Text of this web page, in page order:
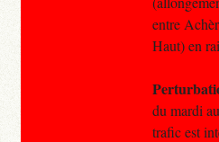
entre
Haut) en
du mardi
trafic est